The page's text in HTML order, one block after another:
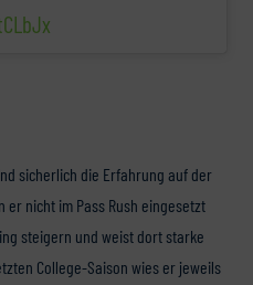
sicherlich die Erfahrung auf der
er nicht im Pass Rush eingesetzt
steigern und weist dort starke
College-Saison wies er jeweils